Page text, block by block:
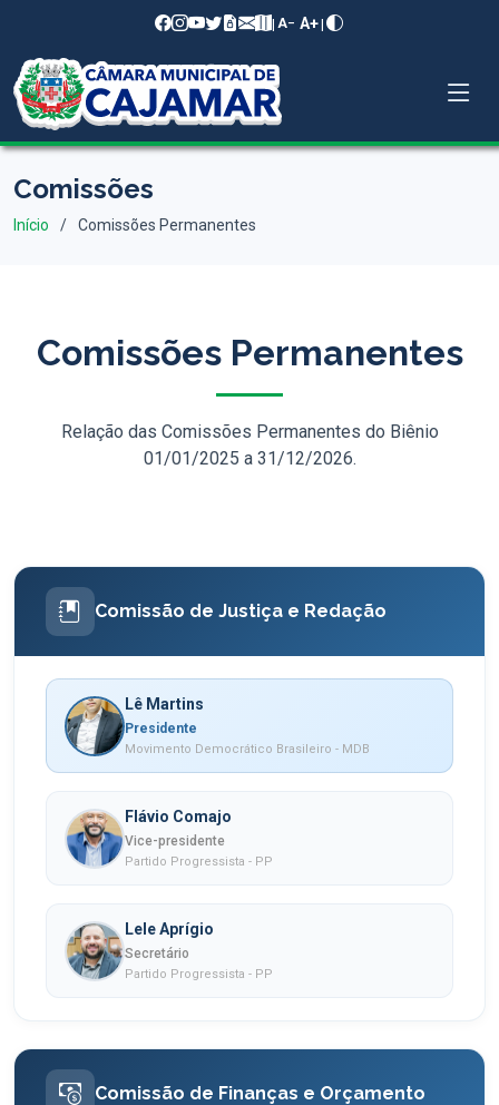
| A− A+|
Comissões
Início Comissões Permanentes
Comissões Permanentes
Relação das Comissões Permanentes do Biênio
01/01/2025 a 31/12/2026.
Comissão de Justiça e Redação
Lê Martins
Presidente
Movimento Democrático Brasileiro - MDB
Flávio Comajo
Vice-presidente
Partido Progressista - PP
Lele Aprígio
Secretário
Partido Progressista - PP
Comissão de Finanças e Orçamento